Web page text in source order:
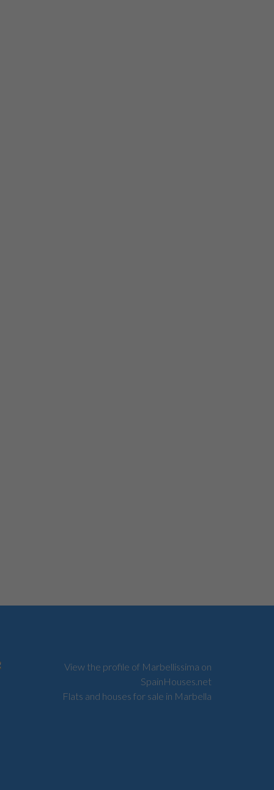
Flats and houses for sale in Marbella